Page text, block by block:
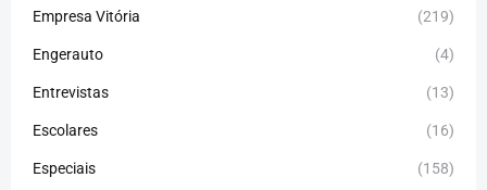
Empresa Vitória (219)
Engerauto (4)
Entrevistas (13)
Escolares (16)
Especiais (158)